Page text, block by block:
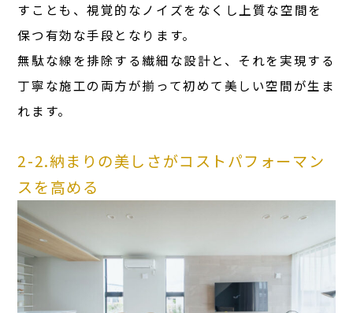
すことも、視覚的なノイズをなくし上質な空間を
保つ有効な手段となります。
無駄な線を排除する繊細な設計と、それを実現する
丁寧な施工の両方が揃って初めて美しい空間が生ま
れます。
2-2.納まりの美しさがコストパフォーマン
スを高める